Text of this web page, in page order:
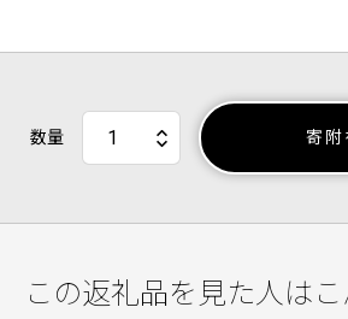
数量 寄附
この返礼品を見た人は